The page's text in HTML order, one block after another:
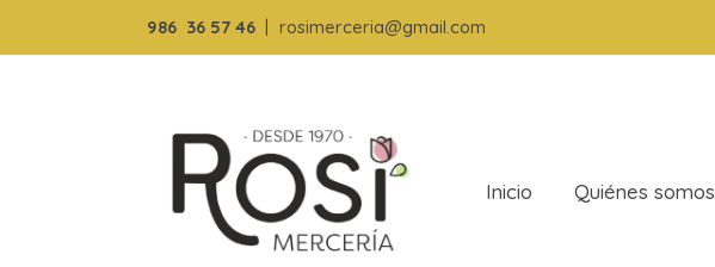
986 36 57 46 | rosimerceria@gmail.com
Inicio Quiénes somos
Catálogo de productos